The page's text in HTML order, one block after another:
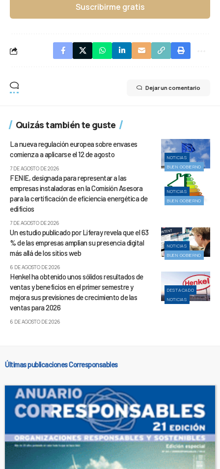
Suscribirme gratis
Dejar un comentario
Quizás también te guste
NOTICIAS
BUEN GOBIERNO
La nueva regulación europea sobre envases
comienza a aplicarse el 12 de agosto
7 DE AGOSTO DE 2026
NOTICIAS
BUEN GOBIERNO
FENIE, designada para representar a las
empresas instaladoras en la Comisión Asesora
para la certificación de eficiencia energética de
edificios
7 DE AGOSTO DE 2026
NOTICIAS
BUEN GOBIERNO
Un estudio publicado por Liferay revela que el 63
% de las empresas amplían su presencia digital
más allá de los sitios web
6 DE AGOSTO DE 2026
DESTACADO
NOTICIAS
Henkel ha obtenido unos sólidos resultados de
ventas y beneficios en el primer semestre y
mejora sus previsiones de crecimiento de las
ventas para 2026
6 DE AGOSTO DE 2026
Últimas publicaciones Corresponsables